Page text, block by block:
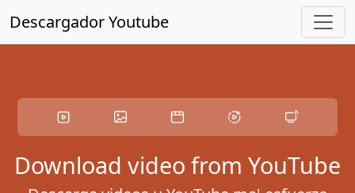
Descargador Youtube
Download video from YouTube